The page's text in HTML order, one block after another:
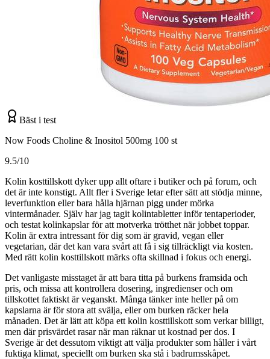
Bäst i test
Now Foods Choline & Inositol 500mg 100 st
9.5/10
Kolin kosttillskott dyker upp allt oftare i butiker och på forum, och
det är inte konstigt. Allt fler i Sverige letar efter sätt att stödja minne,
leverfunktion eller bara hålla hjärnan pigg under mörka
vintermånader. Själv har jag tagit kolintabletter inför tentaperioder,
och testat kolinkapslar för att motverka trötthet när jobbet toppar.
Kolin är extra intressant för dig som är gravid, vegan eller
vegetarian, där det kan vara svårt att få i sig tillräckligt via kosten.
Med rätt kolin kosttillskott märks ofta skillnad i fokus och energi.
Det vanligaste misstaget är att bara titta på burkens framsida och
pris, och missa att kontrollera dosering, ingredienser och om
tillskottet faktiskt är veganskt. Många tänker inte heller på om
kapslarna är för stora att svälja, eller om burken räcker hela
månaden. Det är lätt att köpa ett kolin kosttillskott som verkar billigt,
men där prisvärdet rasar när man räknar ut kostnad per dos. I
Sverige är det dessutom viktigt att välja produkter som håller i vårt
fuktiga klimat, speciellt om burken ska stå i badrumsskåpet.